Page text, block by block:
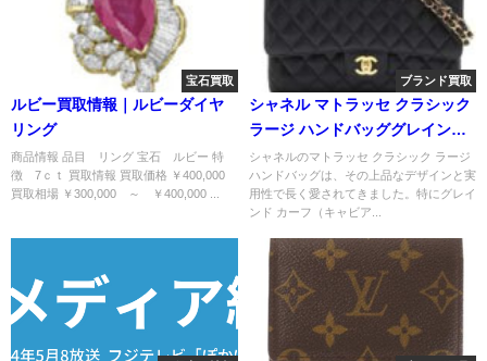
宝石買取
ルビー買取情報｜ルビーダイヤ
リング
商品情報 品目 リング 宝石 ルビー 特
徴 7ｃｔ 買取情報 買取価格 ￥400,000
買取相場 ￥300,000 ～ ￥400,000 ...
ブランド買取
シャネル マトラッセ クラシック
ラージ ハンドバッググレインド
カーフ(キャビア)/買取情報
シャネルのマトラッセ クラシック ラージ
ハンドバッグは、その上品なデザインと実
用性で長く愛されてきました。特にグレイ
ンド カーフ（キャビア...